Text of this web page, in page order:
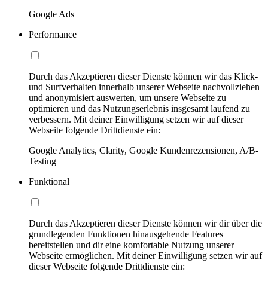
Google Ads
Performance
Durch das Akzeptieren dieser Dienste können wir das Klick-
und Surfverhalten innerhalb unserer Webseite nachvollziehen
und anonymisiert auswerten, um unsere Webseite zu
optimieren und das Nutzungserlebnis insgesamt laufend zu
verbessern. Mit deiner Einwilligung setzen wir auf dieser
Webseite folgende Drittdienste ein:
Google Analytics, Clarity, Google Kundenrezensionen, A/B-
Testing
Funktional
Durch das Akzeptieren dieser Dienste können wir dir über die
grundlegenden Funktionen hinausgehende Features
bereitstellen und dir eine komfortable Nutzung unserer
Webseite ermöglichen. Mit deiner Einwilligung setzen wir auf
dieser Webseite folgende Drittdienste ein: